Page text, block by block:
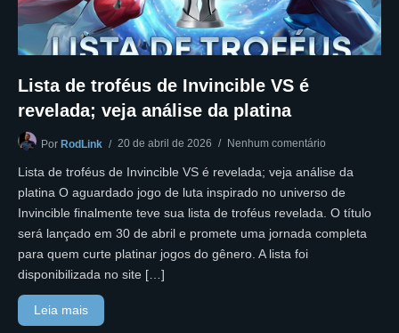
Lista de troféus de Invincible VS é
revelada; veja análise da platina
Por RodLink 20 de abril de 2026 Nenhum comentário
Lista de troféus de Invincible VS é revelada; veja análise da
platina O aguardado jogo de luta inspirado no universo de
Invincible finalmente teve sua lista de troféus revelada. O título
será lançado em 30 de abril e promete uma jornada completa
para quem curte platinar jogos do gênero. A lista foi
disponibilizada no site […]
Leia mais